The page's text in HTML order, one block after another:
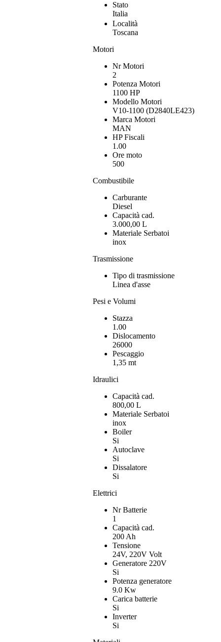
Stato
Italia
Località
Toscana
Motori
Nr Motori
2
Potenza Motori
1100 HP
Modello Motori
V10-1100 (D2840LE423)
Marca Motori
MAN
HP Fiscali
1.00
Ore moto
500
Combustibile
Carburante
Diesel
Capacità cad.
3.000,00 L
Materiale Serbatoi
inox
Trasmissione
Tipo di trasmissione
Linea d'asse
Pesi e Volumi
Stazza
1.00
Dislocamento
26000
Pescaggio
1,35 mt
Idraulici
Capacità cad.
800,00 L
Materiale Serbatoi
inox
Boiler
Si
Autoclave
Si
Dissalatore
Si
Elettrici
Nr Batterie
1
Capacità cad.
200 Ah
Tensione
24V, 220V Volt
Generatore 220V
Si
Potenza generatore
9.0 Kw
Carica batterie
Si
Inverter
Si